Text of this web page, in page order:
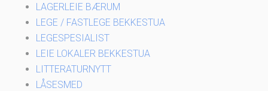
LAGERLEIE BÆRUM
LEGE / FASTLEGE BEKKESTUA
LEGESPESIALIST
LEIE LOKALER BEKKESTUA
LITTERATURNYTT
LÅSESMED